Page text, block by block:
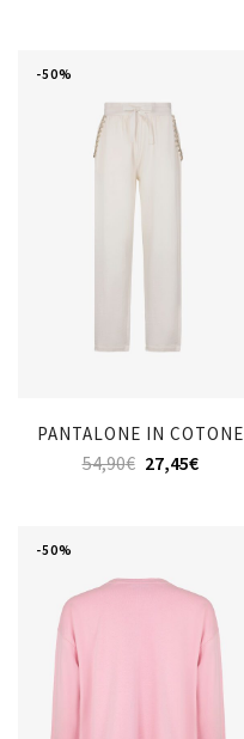
-50%
PANTALONE IN COTONE
54,90€ 27,45€
-50%